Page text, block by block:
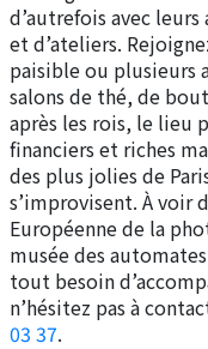
d’autrefois avec
et d’ateliers.
paisible ou plusieurs
salons de thé, de
après les rois, le lieu
financiers et riches
des plus jolies de
s’improvisent. À voir
Européenne de la
musée des
tout besoin
n’hésitez pas à
03 37.